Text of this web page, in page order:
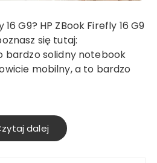
się tutaj:
bardzo solidny notebook
mobilny, a to bardzo
dalej